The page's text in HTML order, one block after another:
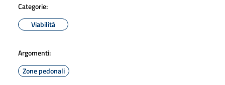
Categorie:
Viabilità
Argomenti:
Zone pedonali